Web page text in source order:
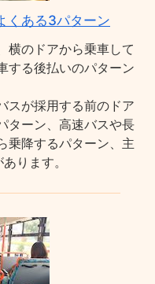
くある3パターン
横のドアから乗車して
する後払いのパターン
スが採用する前のドア
ターン、高速バスや長
乗降するパターン、主
ります。